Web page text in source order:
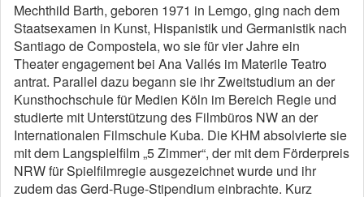
Mechthild Barth, geboren 1971 in Lemgo, ging nach dem
Staatsexamen in Kunst, Hispanistik und Germanistik nach
Santiago de Compostela, wo sie für vier Jahre ein
Theater­ engagement bei Ana Vallés im Materile Teatro
antrat. Pa­rallel dazu begann sie ihr Zweitstudium an der
Kunsthoch­schule für Medien Köln im Bereich Regie und
studierte mit Unterstützung des Filmbüros NW an der
Internationalen Filmschule Kuba. Die KHM absolvierte sie
mit dem Lang­spielfilm „5 Zimmer“, der mit dem Förderpreis
NRW für Spielfilmregie ausgezeichnet wurde und ihr
zudem das Gerd­-Ruge­-Stipendium einbrachte. Kurz